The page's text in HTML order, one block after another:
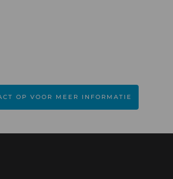
OP VOOR MEER INFORMATIE